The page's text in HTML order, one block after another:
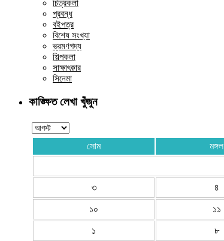
চিত্রকলা
প্রবন্ধ
বইপত্র
বিশেষ সংখ্যা
ভ্রমণগদ্য
শিল্পকলা
সাক্ষাৎকার
সিনেমা
কাঙ্ক্ষিত লেখা খুঁজুন
সোম মঙ্গল
৩ ৪
১০ ১১
১ ৮